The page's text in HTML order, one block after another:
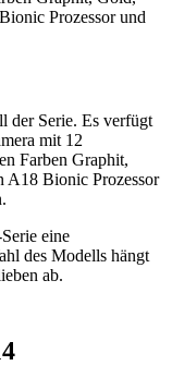
Prozessor und
der Serie. Es verfügt
mit 12
Farben Graphit,
A18 Bionic Prozessor
eine
des Modells hängt
ab.